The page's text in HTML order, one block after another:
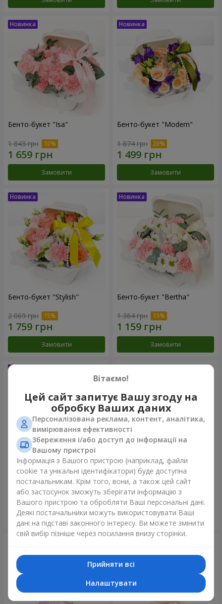
Бенто-букет "Isa"
1 843 грн
Замовити
Бенто-букет "Modern"
1 874 грн
Замовити
Бенто-букет "Stylish"
2 069 грн
Замовити
Бенто-букет "Bertha"
1 364 грн
Замовити
Букет "Kamaliya"
3 145 грн
Замовити
Букет "Moon Dance"
2 427 грн
Замовити
Вітаємо!
Цей сайт запитує Вашу згоду на
обробку Ваших даних
Персоналізована реклама, контент, аналітика,
вимірювання ефективності
Збереження і/або доступ до інформації на
Вашому пристрої
Інформація з Вашого пристрою (наприклад, файли
cookie та унікальні ідентифікатори) буде доступна
постачальникам. Крім того, вони, а також цей сайт
або застосунок зможуть зберігати інформацію з
Вашого пристрою та обробляти Ваші персональні дані.
Деякі постачальники можуть використовувати Ваші
дані на підставі законного інтересу. Ви можете змінити
свій вибір пізніше через посилання внизу сторінки.
Прийняти всі
Налаштувати